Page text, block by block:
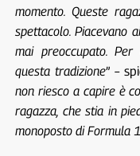
momento. Queste
spettacolo. Piacevano
mai preoccupato.
questa tradizione” –
non riesco a capire è
ragazza, che stia in
monoposto di Formula